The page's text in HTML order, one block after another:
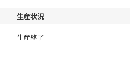
生産状況
生産終了